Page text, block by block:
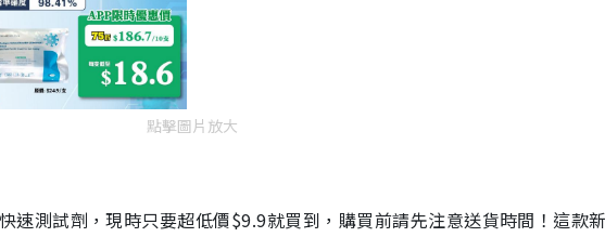
點擊圖片放大
測試劑，現時只要超低價$9.9就買到，購買前請先注意送貨時間！這款